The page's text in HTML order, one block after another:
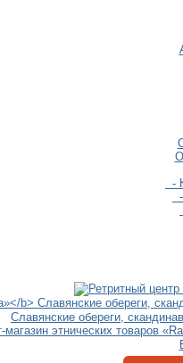
-
Славянские обереги,